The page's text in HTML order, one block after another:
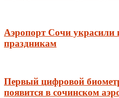
Аэропорт Сочи украсили
праздникам
Первый цифровой
появится в сочинском